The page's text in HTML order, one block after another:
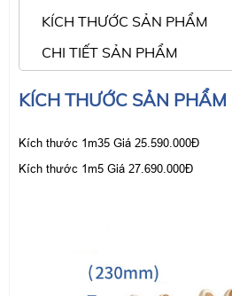
KÍCH THƯỚC SẢN PHẨM
CHI TIẾT SẢN PHẨM
KÍCH THƯỚC SẢN PHẨM
Kích thước 1m35 Giá 25.590.000Đ
Kích thước 1m5 Giá 27.690.000Đ